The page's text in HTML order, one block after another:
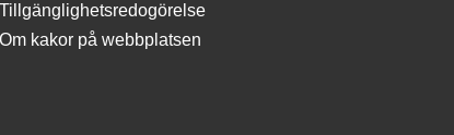
Tillgänglighetsredogörelse
Om kakor på webbplatsen